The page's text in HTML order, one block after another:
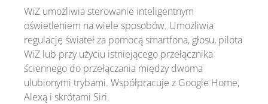
WiZ umożliwia sterowanie inteligentnym
oświetleniem na wiele sposobów. Umożliwia
regulację świateł za pomocą smartfona, głosu, pilota
WiZ lub przy użyciu istniejącego przełącznika
ściennego do przełączania między dwoma
ulubionymi trybami. Współpracuje z Google Home,
Alexą i skrótami Siri.